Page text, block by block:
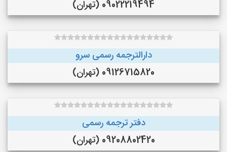
09022219494 (تهران)
دارالترجمه رسمی سرو
09126715820 (تهران)
دفتر ترجمه رسمی
09208802420 (تهران)